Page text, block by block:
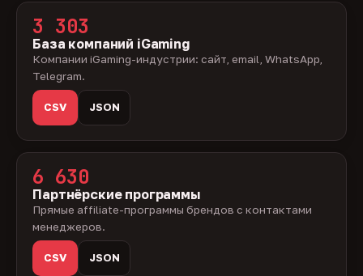
3 303
База компаний iGaming
Компании iGaming-индустрии: сайт, email, WhatsApp,
Telegram.
CSV JSON
6 630
Партнёрские программы
Прямые affiliate-программы брендов с контактами
менеджеров.
CSV JSON